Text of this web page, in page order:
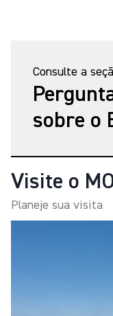
Consulte a
sobre o
Visite o
Planeje sua visita